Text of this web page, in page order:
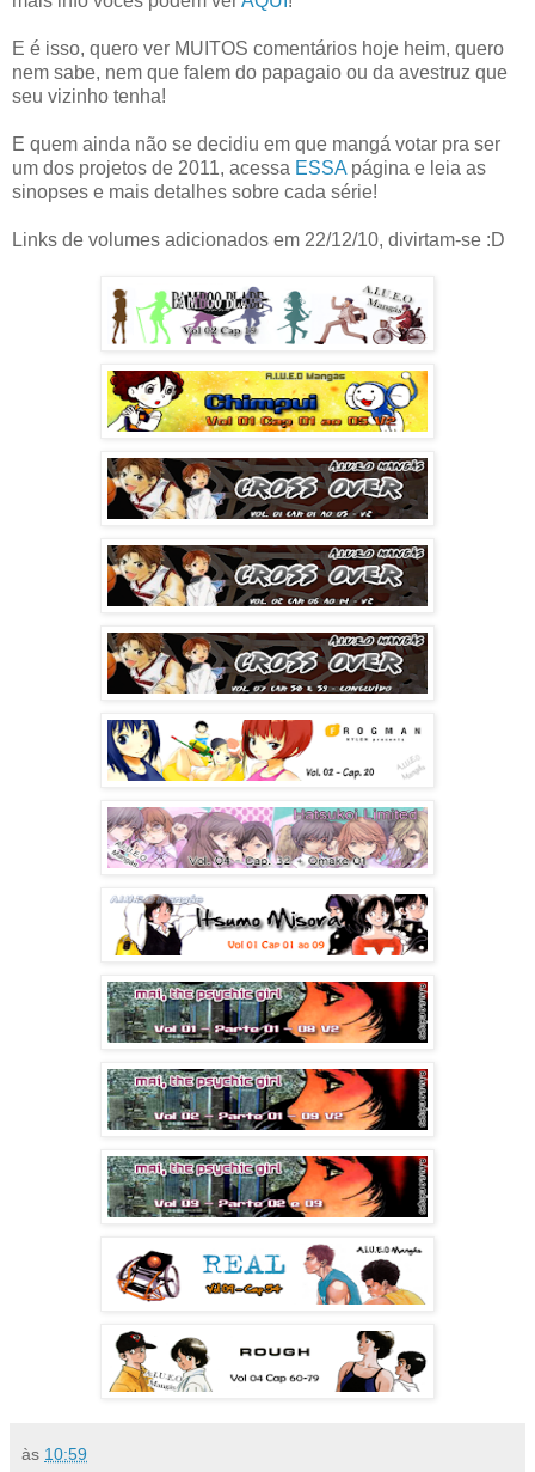
E é isso, quero ver MUITOS comentários hoje heim, quero
nem sabe, nem que falem do papagaio ou da avestruz que
seu vizinho tenha!
E quem ainda não se decidiu em que mangá votar pra ser
um dos projetos de 2011, acessa ESSA página e leia as
sinopses e mais detalhes sobre cada série!
Links de volumes adicionados em 22/12/10, divirtam-se :D
às 10:59